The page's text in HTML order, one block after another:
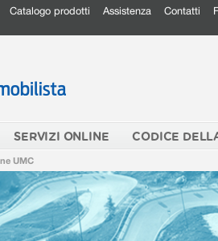
Catalogo prodotti Assistenza Contatti
SERVIZI ONLINE CODICE
UMC